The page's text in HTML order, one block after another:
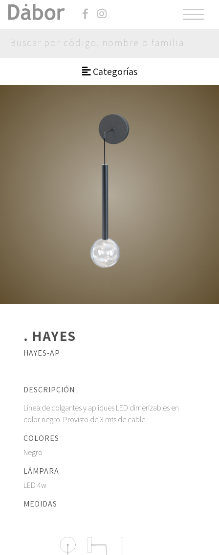
Categorías
. HAYES
HAYES-AP
DESCRIPCIÓN
Línea de colgantes y apliques LED dimerizables en
color negro. Provisto de 3 mts de cable.
COLORES
Negro
LÁMPARA
LED 4w
MEDIDAS